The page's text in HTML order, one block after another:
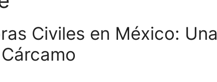
Civiles en México: Una